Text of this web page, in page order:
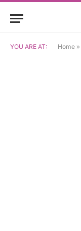
YOU ARE AT: Home »